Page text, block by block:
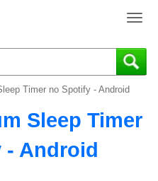
T
g
g
a
Timer no Spotify - Android
Sleep Timer
- Android